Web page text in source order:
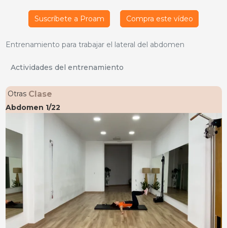
Suscríbete a Proam Compra este vídeo
Entrenamiento para trabajar el lateral del abdomen
Actividades del entrenamiento
Otras Clase
Abdomen 1/22